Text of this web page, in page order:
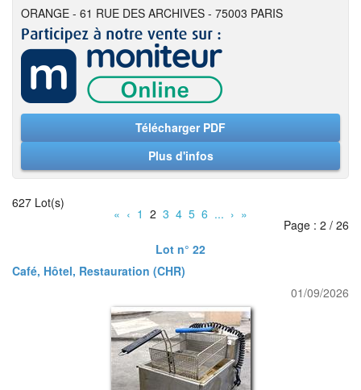
ORANGE - 61 RUE DES ARCHIVES - 75003 PARIS
Télécharger PDF
Plus d'infos
627 Lot(s)
« ‹ 1 2 3 4 5 6 ... › »
Page : 2 / 26
Lot n° 22
Café, Hôtel, Restauration (CHR)
01/09/2026